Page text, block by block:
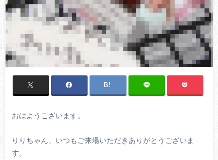
おはようございます。
りりちゃん、いつもご来場いただきありがとうございま
す。